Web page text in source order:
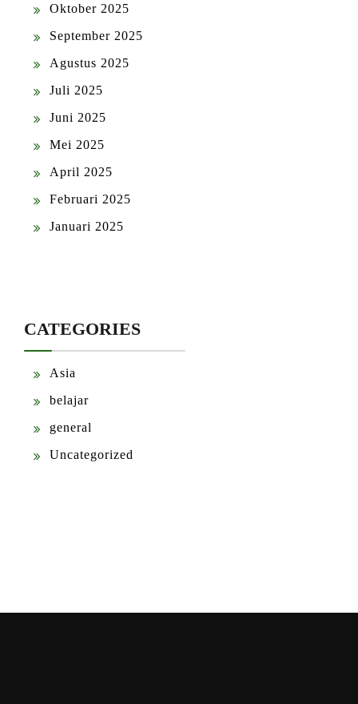
Oktober 2025
September 2025
Agustus 2025
Juli 2025
Juni 2025
Mei 2025
April 2025
Februari 2025
Januari 2025
CATEGORIES
Asia
belajar
general
Uncategorized